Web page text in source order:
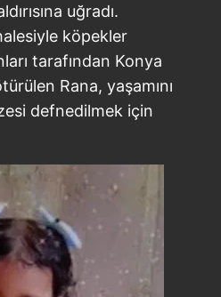
uğradı.
köpekler
tarafından Konya
Rana, yaşamını
defnedilmek için